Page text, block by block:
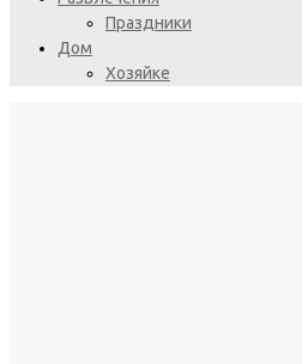
Праздники
Дом
Хозяйке